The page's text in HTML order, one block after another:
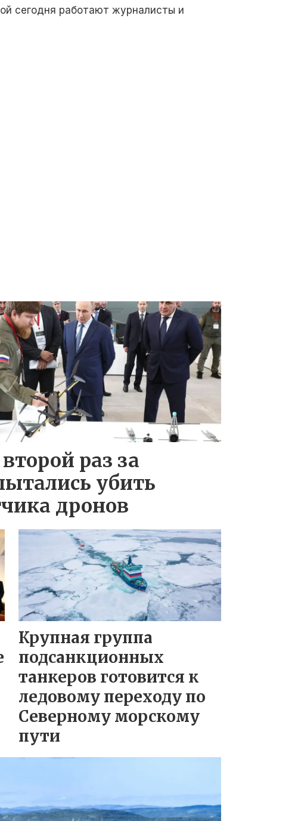
сегодня работают журналисты и
раз за
убить
дронов
Крупная группа
подсанкционных
танкеров готовится к
ледовому переходу по
Северному морскому
пути